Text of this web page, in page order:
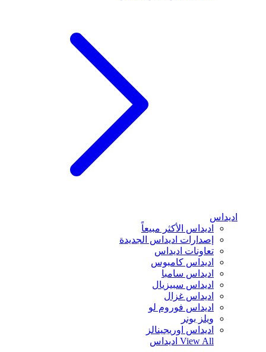
اديداس
اديداس الأكثر مبيعاً
إصدارات اديداس الجديدة
تعاونات اديداس
اديداس كامبوس
اديداس سامبا
اديداس سبيزيال
اديداس غزال
اديداس فوروم لو
ويلز بونر
اديداس اوريجينالز
View All اديداس